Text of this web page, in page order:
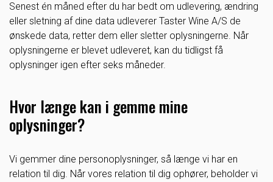
Senest én måned efter du har bedt om udlevering, ændring
eller sletning af dine data udleverer Taster Wine A/S de
ønskede data, retter dem eller sletter oplysningerne. Når
oplysningerne er blevet udleveret, kan du tidligst få
oplysninger igen efter seks måneder.
Hvor længe kan i gemme mine
oplysninger?
Vi gemmer dine personoplysninger, så længe vi har en
relation til dig. Når vores relation til dig ophører, beholder vi